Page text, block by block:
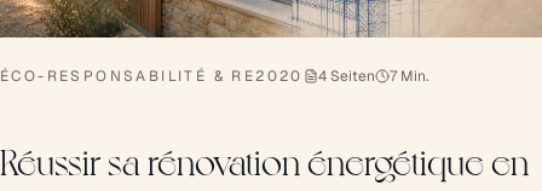
ÉCO-RESPONSABILITÉ & RE2020 4 Seiten 7 Min.
Réussir sa rénovation énergétique en